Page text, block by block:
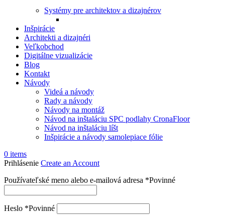
Systémy pre architektov a dizajnérov
Inšpirácie
Architekti a dizajnéri
Veľkobchod
Digitálne vizualizácie
Blog
Kontakt
Návody
Videá a návody
Rady a návody
Návody na montáž
Návod na inštaláciu SPC podlahy CronaFloor
Návod na inštaláciu líšt
Inšpirácie a návody samolepiace fólie
0 items
Prihlásenie Create an Account
Používateľské meno alebo e-mailová adresa *Povinné
Heslo *Povinné